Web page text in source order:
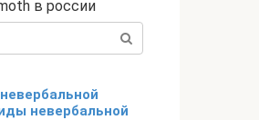
в россии
невербальной